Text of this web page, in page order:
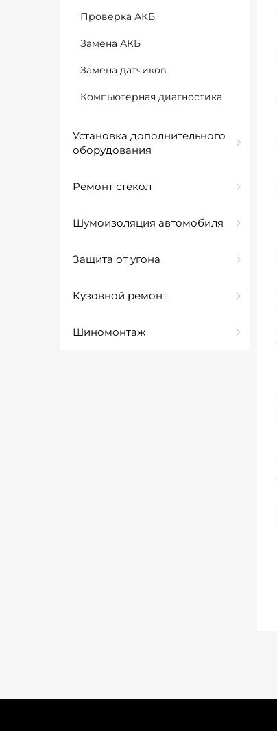
Проверка АКБ
Замена АКБ
Замена датчиков
Компьютерная диагностика
Установка дополнительного
оборудования
Ремонт стекол
Шумоизоляция автомобиля
Защита от угона
Кузовной ремонт
Шиномонтаж